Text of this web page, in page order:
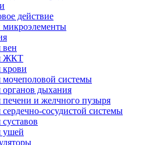
действие
вен
ЖКТ
крови
мочеполовой системы
органов дыхания
печени и желчного пузыря
сердечно-сосудистой системы
ушей